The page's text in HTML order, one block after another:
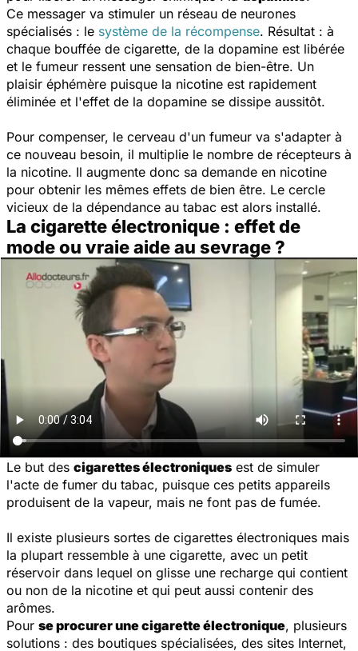
Ce messager va stimuler un réseau de neurones
spécialisés : le système de la récompense. Résultat : à
chaque bouffée de cigarette, de la dopamine est libérée
et le fumeur ressent une sensation de bien-être. Un
plaisir éphémère puisque la nicotine est rapidement
éliminée et l'effet de la dopamine se dissipe aussitôt.
Pour compenser, le cerveau d'un fumeur va s'adapter à
ce nouveau besoin, il multiplie le nombre de récepteurs à
la nicotine. Il augmente donc sa demande en nicotine
pour obtenir les mêmes effets de bien être. Le cercle
vicieux de la dépendance au tabac est alors installé.
La cigarette électronique : effet de
mode ou vraie aide au sevrage ?
Le but des cigarettes électroniques est de simuler
l'acte de fumer du tabac, puisque ces petits appareils
produisent de la vapeur, mais ne font pas de fumée.
Il existe plusieurs sortes de cigarettes électroniques mais
la plupart ressemble à une cigarette, avec un petit
réservoir dans lequel on glisse une recharge qui contient
ou non de la nicotine et qui peut aussi contenir des
arômes.
Pour se procurer une cigarette électronique, plusieurs
solutions : des boutiques spécialisées, des sites Internet,